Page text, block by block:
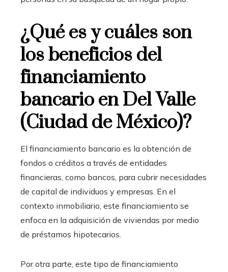
¿Qué es y cuáles son
los beneficios del
financiamiento
bancario en Del Valle
(Ciudad de México)?
El financiamiento bancario es la obtención de
fondos o créditos a través de entidades
financieras, como bancos, para cubrir necesidades
de capital de individuos y empresas. En el
contexto inmobiliario, este financiamiento se
enfoca en la adquisición de viviendas por medio
de préstamos hipotecarios.
Por otra parte, este tipo de financiamiento